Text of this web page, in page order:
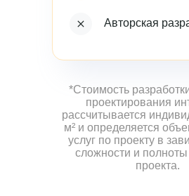
Авторская
*Стоимость
проектирования
рассчитывается
м² и определяется
услуг по проекту в
сложности и
проекта.